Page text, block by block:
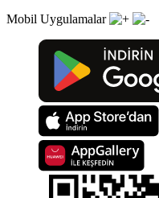
Mobil Uygulamalar